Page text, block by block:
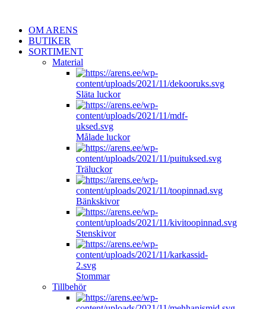
OM ARENS
BUTIKER
SORTIMENT
Material
Släta luckor
Målade luckor
Träluckor
Bänkskivor
Stenskivor
Stommar
Tillbehör